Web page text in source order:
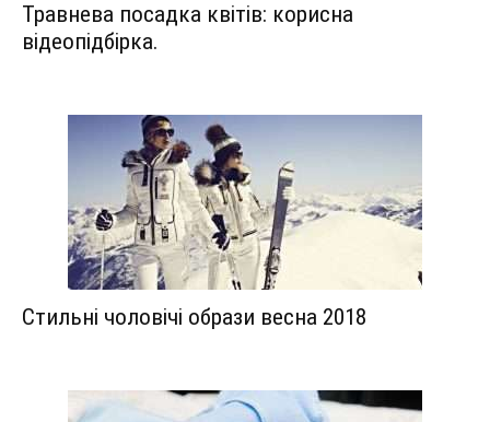
Травнева посадка квітів: корисна
відеопідбірка.
Стильні чоловічі образи весна 2018